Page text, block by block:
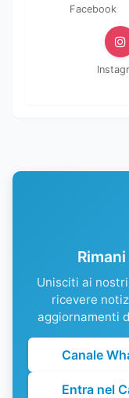
Facebook
Unisciti ai
ricevere
aggiornamenti
Canale
Entra nel